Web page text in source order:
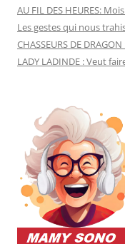
AU FIL DES HEURES:
Les gestes qui nous
CHASSEURS DE
LADY LADINDE : Veut